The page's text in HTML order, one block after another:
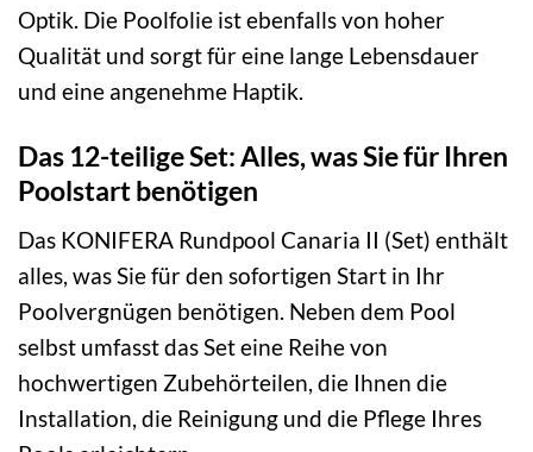
Optik. Die Poolfolie ist ebenfalls von hoher
Qualität und sorgt für eine lange Lebensdauer
und eine angenehme Haptik.
Das 12-teilige Set: Alles, was Sie für Ihren
Poolstart benötigen
Das KONIFERA Rundpool Canaria II (Set) enthält
alles, was Sie für den sofortigen Start in Ihr
Poolvergnügen benötigen. Neben dem Pool
selbst umfasst das Set eine Reihe von
hochwertigen Zubehörteilen, die Ihnen die
Installation, die Reinigung und die Pflege Ihres